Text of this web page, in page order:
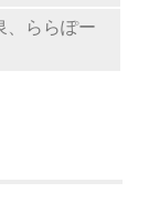
、ららぽー